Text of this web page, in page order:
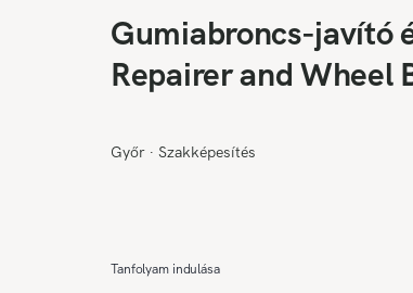
Gumiabroncs-javító
Repairer and Wheel
Győr ∙ Szakképesítés
Tanfolyam indulása